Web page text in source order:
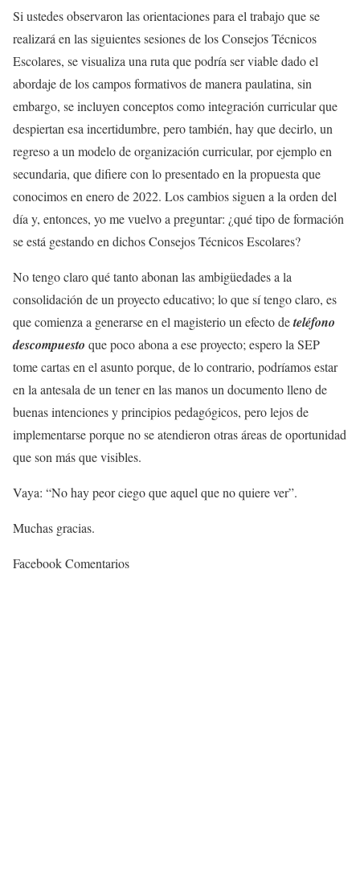
Si ustedes observaron las orientaciones para el trabajo que se
realizará en las siguientes sesiones de los Consejos Técnicos
Escolares, se visualiza una ruta que podría ser viable dado el
abordaje de los campos formativos de manera paulatina, sin
embargo, se incluyen conceptos como integración curricular que
despiertan esa incertidumbre, pero también, hay que decirlo, un
regreso a un modelo de organización curricular, por ejemplo en
secundaria, que difiere con lo presentado en la propuesta que
conocimos en enero de 2022. Los cambios siguen a la orden del
día y, entonces, yo me vuelvo a preguntar: ¿qué tipo de formación
se está gestando en dichos Consejos Técnicos Escolares?
No tengo claro qué tanto abonan las ambigüedades a la
consolidación de un proyecto educativo; lo que sí tengo claro, es
que comienza a generarse en el magisterio un efecto deteléfono
descompuesto que poco abona a ese proyecto; espero la SEP
tome cartas en el asunto porque, de lo contrario, podríamos estar
en la antesala de un tener en las manos un documento lleno de
buenas intenciones y principios pedagógicos, pero lejos de
implementarse porque no se atendieron otras áreas de oportunidad
que son más que visibles.
Vaya: “No hay peor ciego que aquel que no quiere ver”.
Muchas gracias.
Facebook Comentarios